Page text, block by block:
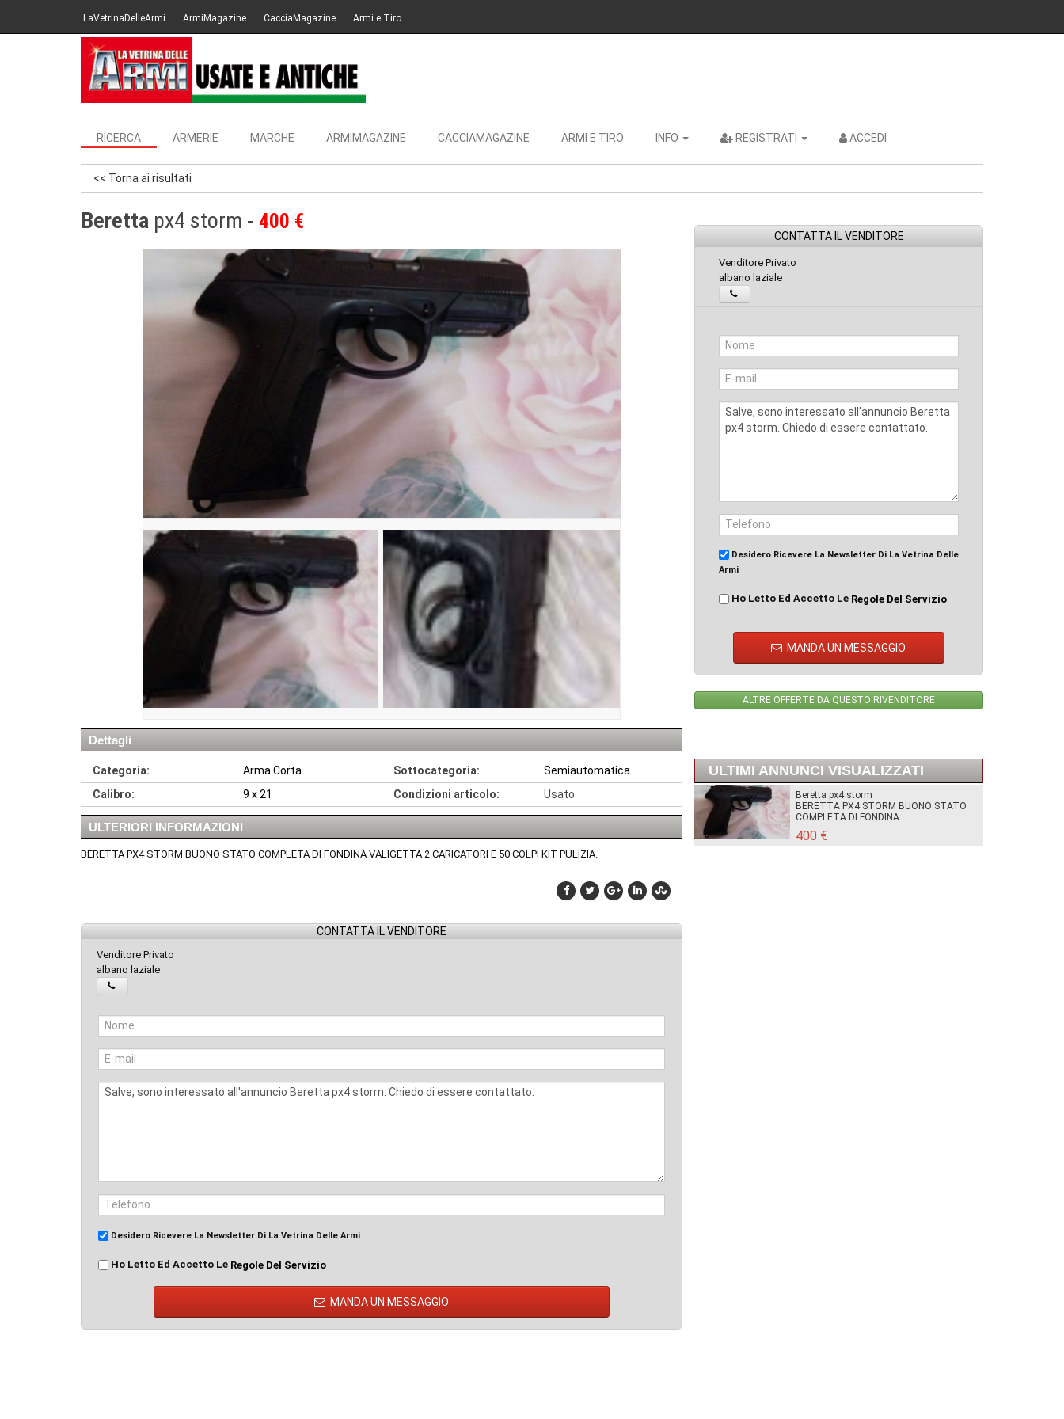
LaVetrinaDelleArmi ArmiMagazine CacciaMagazine Armi e Tiro
RICERCA ARMERIE MARCHE ARMIMAGAZINE CACCIAMAGAZINE ARMI E TIRO INFO REGISTRATI ACCEDI
<< Torna ai risultati
Beretta px4 storm 400 €
Dettagli
Categoria: Arma Corta Sottocategoria:
Semiautomatica
Calibro:
9 x 21 Condizioni articolo: Usato
ULTERIORI INFORMAZIONI
BERETTA PX4 STORM BUONO STATO COMPLETA DI FONDINA VALIGETTA 2 CARICATORI E 50 COLPI KIT PULIZIA.
CONTATTA IL VENDITORE
Venditore Privato
albano laziale
Desidero Ricevere La Newsletter Di La Vetrina Delle Armi
Ho Letto Ed Accetto Le Regole Del Servizio
MANDA UN MESSAGGIO
CONTATTA IL VENDITORE
Venditore Privato
albano laziale
Desidero Ricevere La Newsletter Di La Vetrina Delle
Armi
Ho Letto Ed Accetto Le Regole Del Servizio
MANDA UN MESSAGGIO
ALTRE OFFERTE DA QUESTO RIVENDITORE
ULTIMI ANNUNCI VISUALIZZATI
Beretta px4 storm
BERETTA PX4 STORM BUONO STATO
COMPLETA DI FONDINA ...
400 €